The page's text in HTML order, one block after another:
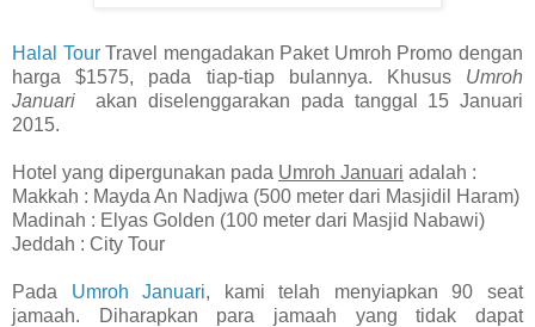
Halal TourTravel mengadakan Paket Umroh Promo dengan
harga $1575, pada tiap-tiap bulannya. Khusus Umroh
Januari
akan diselenggarakan pada tanggal 15 Januari
2015.
Hotel yang dipergunakan pada Umroh Januari adalah :
Makkah : Mayda An Nadjwa (500 meter dari Masjidil Haram)
Madinah : Elyas Golden (100 meter dari Masjid Nabawi)
Jeddah : City Tour
Pada Umroh Januari, kami telah menyiapkan 90 seat
jamaah. Diharapkan para jamaah yang tidak dapat